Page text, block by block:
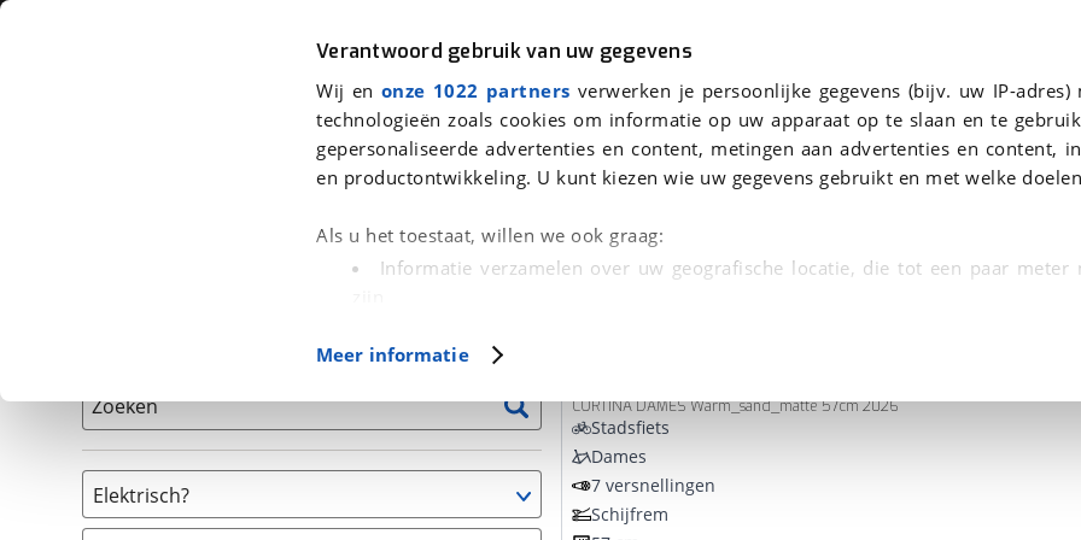
Verantwoord gebruik van uw gegevens
Wij en onze 1022 partners verwerken je persoonlijke gegevens (bijv. uw IP-adres)
technologieën zoals cookies om informatie op uw apparaat op te slaan en te
gepersonaliseerde advertenties en content, metingen aan advertenties en content,
en productontwikkeling. U kunt kiezen wie uw gegevens gebruikt en met welke
Als u het toestaat, willen we ook graag:
Informatie verzamelen over uw geografische locatie, die tot een paar meter
(fingerprinting)
in. U kunt uw toestemming op elk moment wijzigen of
Cookieverklaring.
Met cookies en vergelijkbare technieken zorgen we voor een betere en meer
Functionele cookies zorgen ervoor dat de website goed werkt. Ook gebruiken we
Meer informatie
Auto Fiets Motor
We hebben 1.682 fietsen voor je gevonden
Zoeken
Elektrisch?
Niet elektrisch (862)
CORTINA DAMES Warm_sand_matte 57cm 2026
Stadsfiets
Dames
7 versnellingen
Schijfrem